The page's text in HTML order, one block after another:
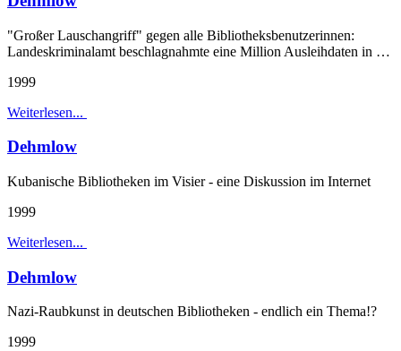
"Großer Lauschangriff" gegen alle Bibliotheksbenutzerinnen:
Landeskriminalamt beschlagnahmte eine Million Ausleihdaten in …
1999
Weiterlesen...
Dehmlow
Kubanische Bibliotheken im Visier - eine Diskussion im Internet
1999
Weiterlesen...
Dehmlow
Nazi-Raubkunst in deutschen Bibliotheken - endlich ein Thema!?
1999